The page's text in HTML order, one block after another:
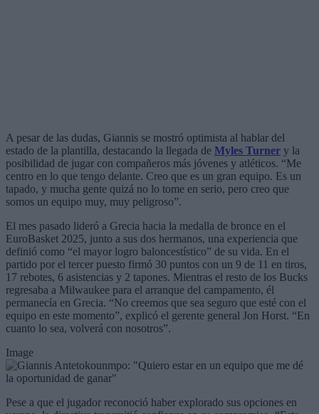
A pesar de las dudas, Giannis se mostró optimista al hablar del
estado de la plantilla, destacando la llegada de Myles Turner y la
posibilidad de jugar con compañeros más jóvenes y atléticos. “Me
centro en lo que tengo delante. Creo que es un gran equipo. Es un
tapado, y mucha gente quizá no lo tome en serio, pero creo que
somos un equipo muy, muy peligroso”.
El mes pasado lideró a Grecia hacia la medalla de bronce en el
EuroBasket 2025, junto a sus dos hermanos, una experiencia que
definió como “el mayor logro baloncestístico” de su vida. En el
partido por el tercer puesto firmó 30 puntos con un 9 de 11 en tiros,
17 rebotes, 6 asistencias y 2 tapones. Mientras el resto de los Bucks
regresaba a Milwaukee para el arranque del campamento, él
permanecía en Grecia. “No creemos que sea seguro que esté con el
equipo en este momento”, explicó el gerente general Jon Horst. “En
cuanto lo sea, volverá con nosotros”.
Image
Pese a que el jugador reconoció haber explorado sus opciones en